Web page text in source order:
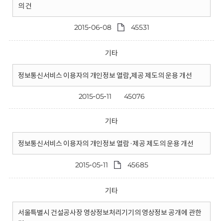
의 건
2015-06-08 45531
기타
정보통신서비스 이용자의 개인정보 열람,제공 제도의 운용 개선
2015-05-11 45076
기타
정보통신서비스 이용자의 개인정보 열람·제공 제도의 운용 개선
2015-05-11 45685
기타
서울특별시 건설공사장 영상정보처리기기의 영상정보 공개에 관한